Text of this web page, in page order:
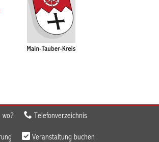
wo? Telefonverzeichnis
Veranstaltung buchen